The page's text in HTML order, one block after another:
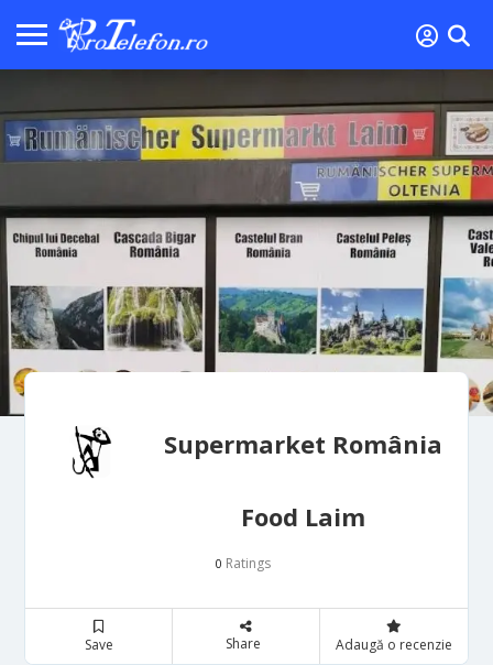
Supermarket România
Food Laim
0 Ratings
Save Share Adaugă o recenzie